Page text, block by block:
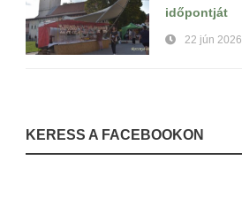
időpontját
22 jún 2026
KERESS A FACEBOOKON